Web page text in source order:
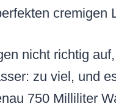
cremigen
nicht richtig
zu viel, und
750 Milliliter